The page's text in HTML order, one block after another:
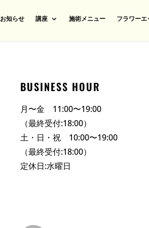
お知らせ 講座 施術メニュー フラワー
BUSINESS HOUR
月〜金 11:00〜19:00
（最終受付:18:00）
土・日・祝 10:00〜19:00
（最終受付:18:00）
定休日:水曜日